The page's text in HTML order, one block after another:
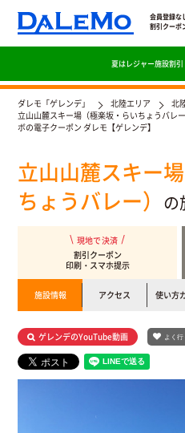
会員登録な
割引クーポ
夏はレジャー施設割引
ダレモ「ゲレンデ」 北陸エリア
北
立山山麓スキー場（極楽坂・らいちょうバレ
ボの電子クーポン ダレモ【ゲレンデ】
立山山麓スキー
ちょうバレー）
の
現地で決済
割引クーポン
印刷・スマホ提示
施設情報 アクセス 使い方
ゲレンデのYouTube動画 よく